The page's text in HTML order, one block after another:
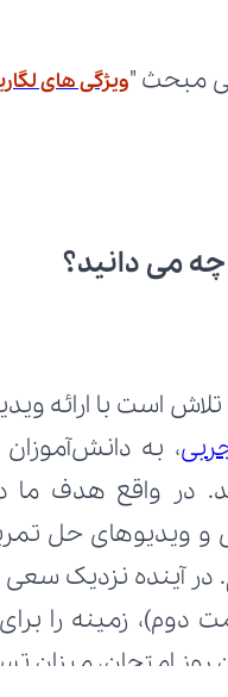
مبحث "ویژگی های
می‌ دانید؟
روز امتحان،